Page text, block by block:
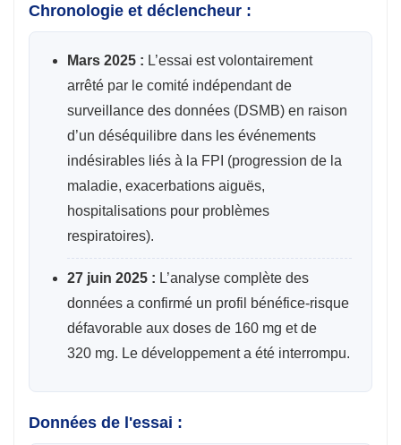
Chronologie et déclencheur :
Mars 2025 : L’essai est volontairement
arrêté par le comité indépendant de
surveillance des données (DSMB) en raison
d’un déséquilibre dans les événements
indésirables liés à la FPI (progression de la
maladie, exacerbations aiguës,
hospitalisations pour problèmes
respiratoires).
27 juin 2025 : L’analyse complète des
données a confirmé un profil bénéfice-risque
défavorable aux doses de 160 mg et de
320 mg. Le développement a été interrompu.
Données de l'essai :